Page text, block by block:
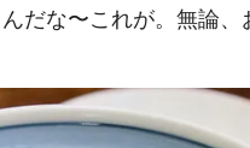
だな〜これが。無論